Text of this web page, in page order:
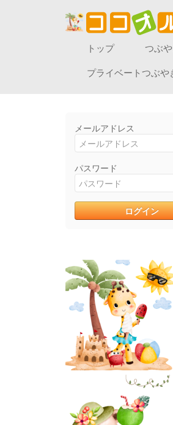
トップ つぶ
プライベートつぶや
メールアドレス
パスワード